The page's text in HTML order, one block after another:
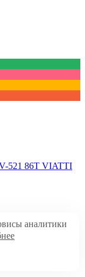
521 86T VIATTI
аналитики